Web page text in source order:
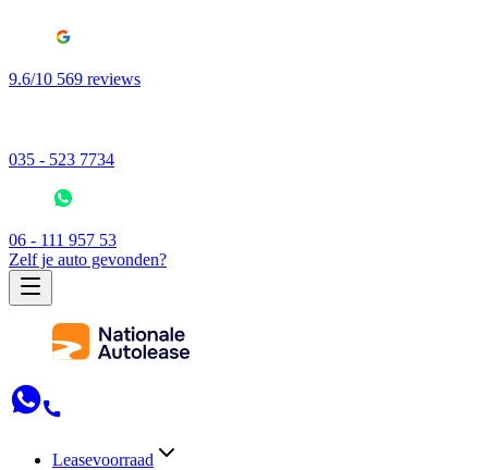
9.6/10 569 reviews
035 - 523 7734
06 - 111 957 53
Zelf je auto gevonden?
Leasevoorraad